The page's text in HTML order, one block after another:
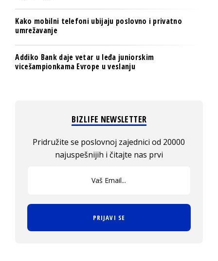
Kako mobilni telefoni ubijaju poslovno i privatno
umrežavanje
Addiko Bank daje vetar u leđa juniorskim
vicešampionkama Evrope u veslanju
BIZLIFE NEWSLETTER
Pridružite se poslovnoj zajednici od 20000
najuspešnijih i čitajte nas prvi
PRIJAVI SE